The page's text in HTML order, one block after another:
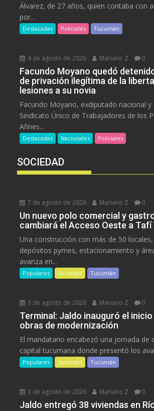
Álvarez, de 27 años, quien contaba con
por...
Destacadas Policiales Tucumán
4 de agosto de 2026 Mariano Z 0
Facundo Moyano quedó
de privación ilegítima de la
lesiones a su novia
Facundo Moyano, exdiputado nacional y
Sindicato Único de Trabajadores de los
Afines...
Destacadas Nacionales Policiales
SOCIEDAD
7 de agosto de 2026 Mariano Z 0
Un nuevo polo comercial y
cambiará el Acceso Oeste a Tafí
Una construcción con más de 50
depósitos pymes, estacionamiento y
avanza en...
Populares Sociedad Tucumán
3 de agosto de 2026 Mariano Z 0
Terminal: Jaldo inauguró el inicio
obras de modernización
El mandatario encabezó una jornada de
capital tucumana donde presentó los
Populares Sociedad Tucumán
3 de agosto de 2026 Mariano Z 0
Jaldo entregó 38 viviendas en